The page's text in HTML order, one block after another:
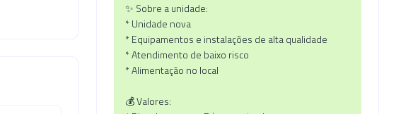
✨ Sobre a unidade:
* Unidade nova
* Equipamentos e instalações de alta qualidade
* Atendimento de baixo risco
* Alimentação no local
💰 Valores: